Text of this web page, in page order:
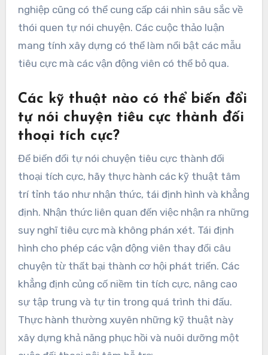
nghiệp cũng có thể cung cấp cái nhìn sâu sắc về
thói quen tự nói chuyện. Các cuộc thảo luận
mang tính xây dựng có thể làm nổi bật các mẫu
tiêu cực mà các vận động viên có thể bỏ qua.
Các kỹ thuật nào có thể biến đổi
tự nói chuyện tiêu cực thành đối
thoại tích cực?
Để biến đổi tự nói chuyện tiêu cực thành đối
thoại tích cực, hãy thực hành các kỹ thuật tâm
trí tỉnh táo như nhận thức, tái định hình và khẳng
định. Nhận thức liên quan đến việc nhận ra những
suy nghĩ tiêu cực mà không phán xét. Tái định
hình cho phép các vận động viên thay đổi câu
chuyện từ thất bại thành cơ hội phát triển. Các
khẳng định củng cố niềm tin tích cực, nâng cao
sự tập trung và tự tin trong quá trình thi đấu.
Thực hành thường xuyên những kỹ thuật này
xây dựng khả năng phục hồi và nuôi dưỡng một